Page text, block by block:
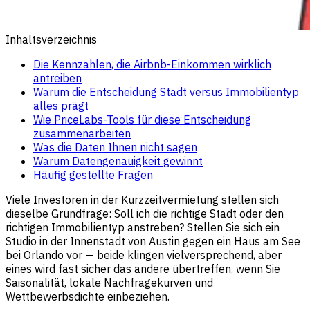
Inhaltsverzeichnis
Die Kennzahlen, die Airbnb-Einkommen wirklich
antreiben
Warum die Entscheidung Stadt versus Immobilientyp
alles prägt
Wie PriceLabs-Tools für diese Entscheidung
zusammenarbeiten
Was die Daten Ihnen nicht sagen
Warum Datengenauigkeit gewinnt
Häufig gestellte Fragen
Viele Investoren in der Kurzzeitvermietung stellen sich
dieselbe Grundfrage: Soll ich die richtige Stadt oder den
richtigen Immobilientyp anstreben? Stellen Sie sich ein
Studio in der Innenstadt von Austin gegen ein Haus am See
bei Orlando vor — beide klingen vielversprechend, aber
eines wird fast sicher das andere übertreffen, wenn Sie
Saisonalität, lokale Nachfragekurven und
Wettbewerbsdichte einbeziehen.